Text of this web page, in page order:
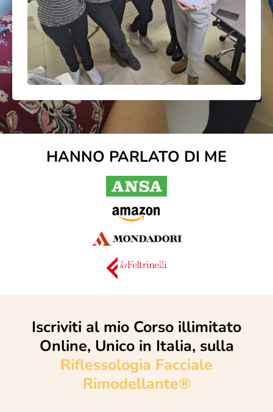
HANNO PARLATO DI ME
Iscriviti al mio Corso illimitato
Online, Unico in Italia, sulla
Riflessologia Facciale
Rimodellante®